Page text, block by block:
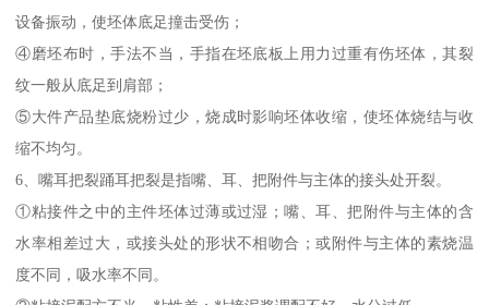
设备振动，使坯体底足撞击受伤；
④磨坯布时，手法不当，手指在坯底板上用力过重有伤坯体，其裂
纹一般从底足到肩部；
⑤大件产品垫底烧粉过少，烧成时影响坯体收缩，使坯体烧结与收
缩不均匀。
6、嘴耳把裂踊耳把裂是指嘴、耳、把附件与主体的接头处开裂。
①粘接件之中的主件坯体过薄或过湿；嘴、耳、把附件与主体的含
水率相差过大，或接头处的形状不相吻合；或附件与主体的素烧温
度不同，吸水率不同。